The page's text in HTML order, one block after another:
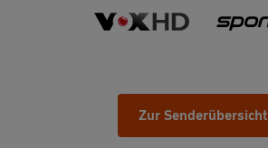
Zur Senderübersicht